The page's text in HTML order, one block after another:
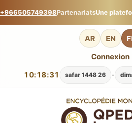
+966505749398Partenariats
AR EN
10:18:33 -
26 safar 1448
Connexion